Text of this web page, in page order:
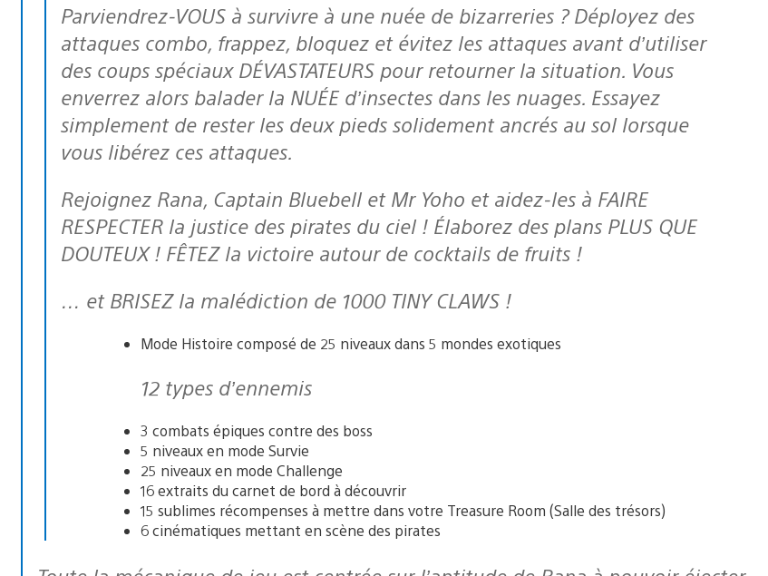
Parviendrez-VOUS à survivre à une nuée de bizarreries ? Déployez des
attaques combo, frappez, bloquez et évitez les attaques avant d’utiliser
des coups spéciaux DÉVASTATEURS pour retourner la situation. Vous
enverrez alors balader la NUÉE d’insectes dans les nuages. Essayez
simplement de rester les deux pieds solidement ancrés au sol lorsque
vous libérez ces attaques.
Rejoignez Rana, Captain Bluebell et Mr Yoho et aidez-les à FAIRE
RESPECTER la justice des pirates du ciel ! Élaborez des plans PLUS QUE
DOUTEUX ! FÊTEZ la victoire autour de cocktails de fruits !
… et BRISEZ la malédiction de 1000 TINY CLAWS !
Mode Histoire composé de 25 niveaux dans 5 mondes exotiques
12 types d’ennemis
3 combats épiques contre des boss
5 niveaux en mode Survie
25 niveaux en mode Challenge
16 extraits du carnet de bord à découvrir
15 sublimes récompenses à mettre dans votre Treasure Room (Salle des trésors)
6 cinématiques mettant en scène des pirates